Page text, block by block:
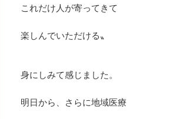
これだけ人が寄ってきて
楽しんでいただける〟
身にしみて感じました。
明日から、さらに地域医療